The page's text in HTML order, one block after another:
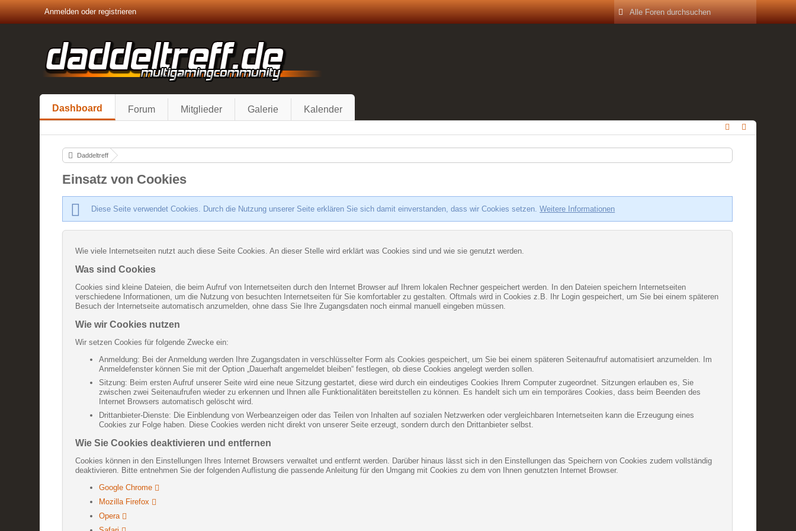
Anmelden oder registrieren
Dashboard Forum Mitglieder Galerie Kalender
Daddeltreff
Einsatz von Cookies
Diese Seite verwendet Cookies. Durch die Nutzung unserer Seite erklären Sie sich damit einverstanden, dass wir Cookies setzen.Weitere Informationen
Wie viele Internetseiten nutzt auch diese Seite Cookies. An dieser Stelle wird erklärt was Cookies sind und wie sie genutzt werden.
Was sind Cookies
Cookies sind kleine Dateien, die beim Aufruf von Internetseiten durch den Internet Browser auf Ihrem lokalen Rechner gespeichert werden. In den Dateien speichern Internetseiten
verschiedene Informationen, um die Nutzung von besuchten Internetseiten für Sie komfortabler zu gestalten. Oftmals wird in Cookies z.B. Ihr Login gespeichert, um Sie bei einem späteren
Besuch der Internetseite automatisch anzumelden, ohne dass Sie Ihre Zugangsdaten noch einmal manuell eingeben müssen.
Wie wir Cookies nutzen
Wir setzen Cookies für folgende Zwecke ein:
Anmeldung: Bei der Anmeldung werden Ihre Zugangsdaten in verschlüsselter Form als Cookies gespeichert, um Sie bei einem späteren Seitenaufruf automatisiert anzumelden. Im
Anmeldefenster können Sie mit der Option „Dauerhaft angemeldet bleiben“ festlegen, ob diese Cookies angelegt werden sollen.
Sitzung: Beim ersten Aufruf unserer Seite wird eine neue Sitzung gestartet, diese wird durch ein eindeutiges Cookies Ihrem Computer zugeordnet. Sitzungen erlauben es, Sie
zwischen zwei Seitenaufrufen wieder zu erkennen und Ihnen alle Funktionalitäten bereitstellen zu können. Es handelt sich um ein temporäres Cookies, dass beim Beenden des
Internet Browsers automatisch gelöscht wird.
Drittanbieter-Dienste: Die Einblendung von Werbeanzeigen oder das Teilen von Inhalten auf sozialen Netzwerken oder vergleichbaren Internetseiten kann die Erzeugung eines
Cookies zur Folge haben. Diese Cookies werden nicht direkt von unserer Seite erzeugt, sondern durch den Drittanbieter selbst.
Wie Sie Cookies deaktivieren und entfernen
Cookies können in den Einstellungen Ihres Internet Browsers verwaltet und entfernt werden. Darüber hinaus lässt sich in den Einstellungen das Speichern von Cookies zudem vollständig
deaktivieren. Bitte entnehmen Sie der folgenden Auflistung die passende Anleitung für den Umgang mit Cookies zu dem von Ihnen genutzten Internet Browser.
Google Chrome
Mozilla Firefox
Opera